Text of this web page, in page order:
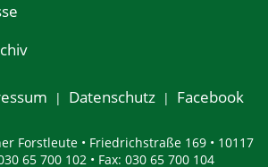
Datenschutz Facebook
Forstleute • Friedrichstraße 169 • 10117
65 700 102 • Fax: 030 65 700 104